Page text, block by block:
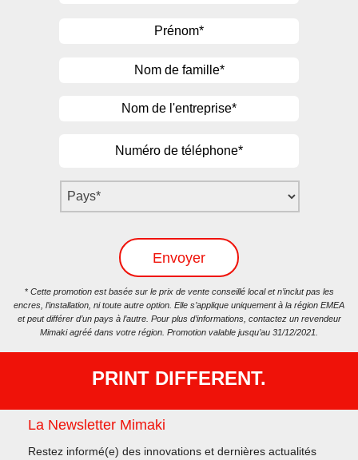
Name
Company
Phone
* Cette promotion est basée sur le prix de vente conseillé local et n’inclut pas les
encres, l’installation, ni toute autre option. Elle s’applique uniquement à la région EMEA
et peut différer d’un pays à l’autre. Pour plus d’informations, contactez un revendeur
Mimaki agréé dans votre région. Promotion valable jusqu’au 31/12/2021.
PRINT DIFFERENT.
La Newsletter Mimaki
Restez informé(e) des innovations et dernières actualités